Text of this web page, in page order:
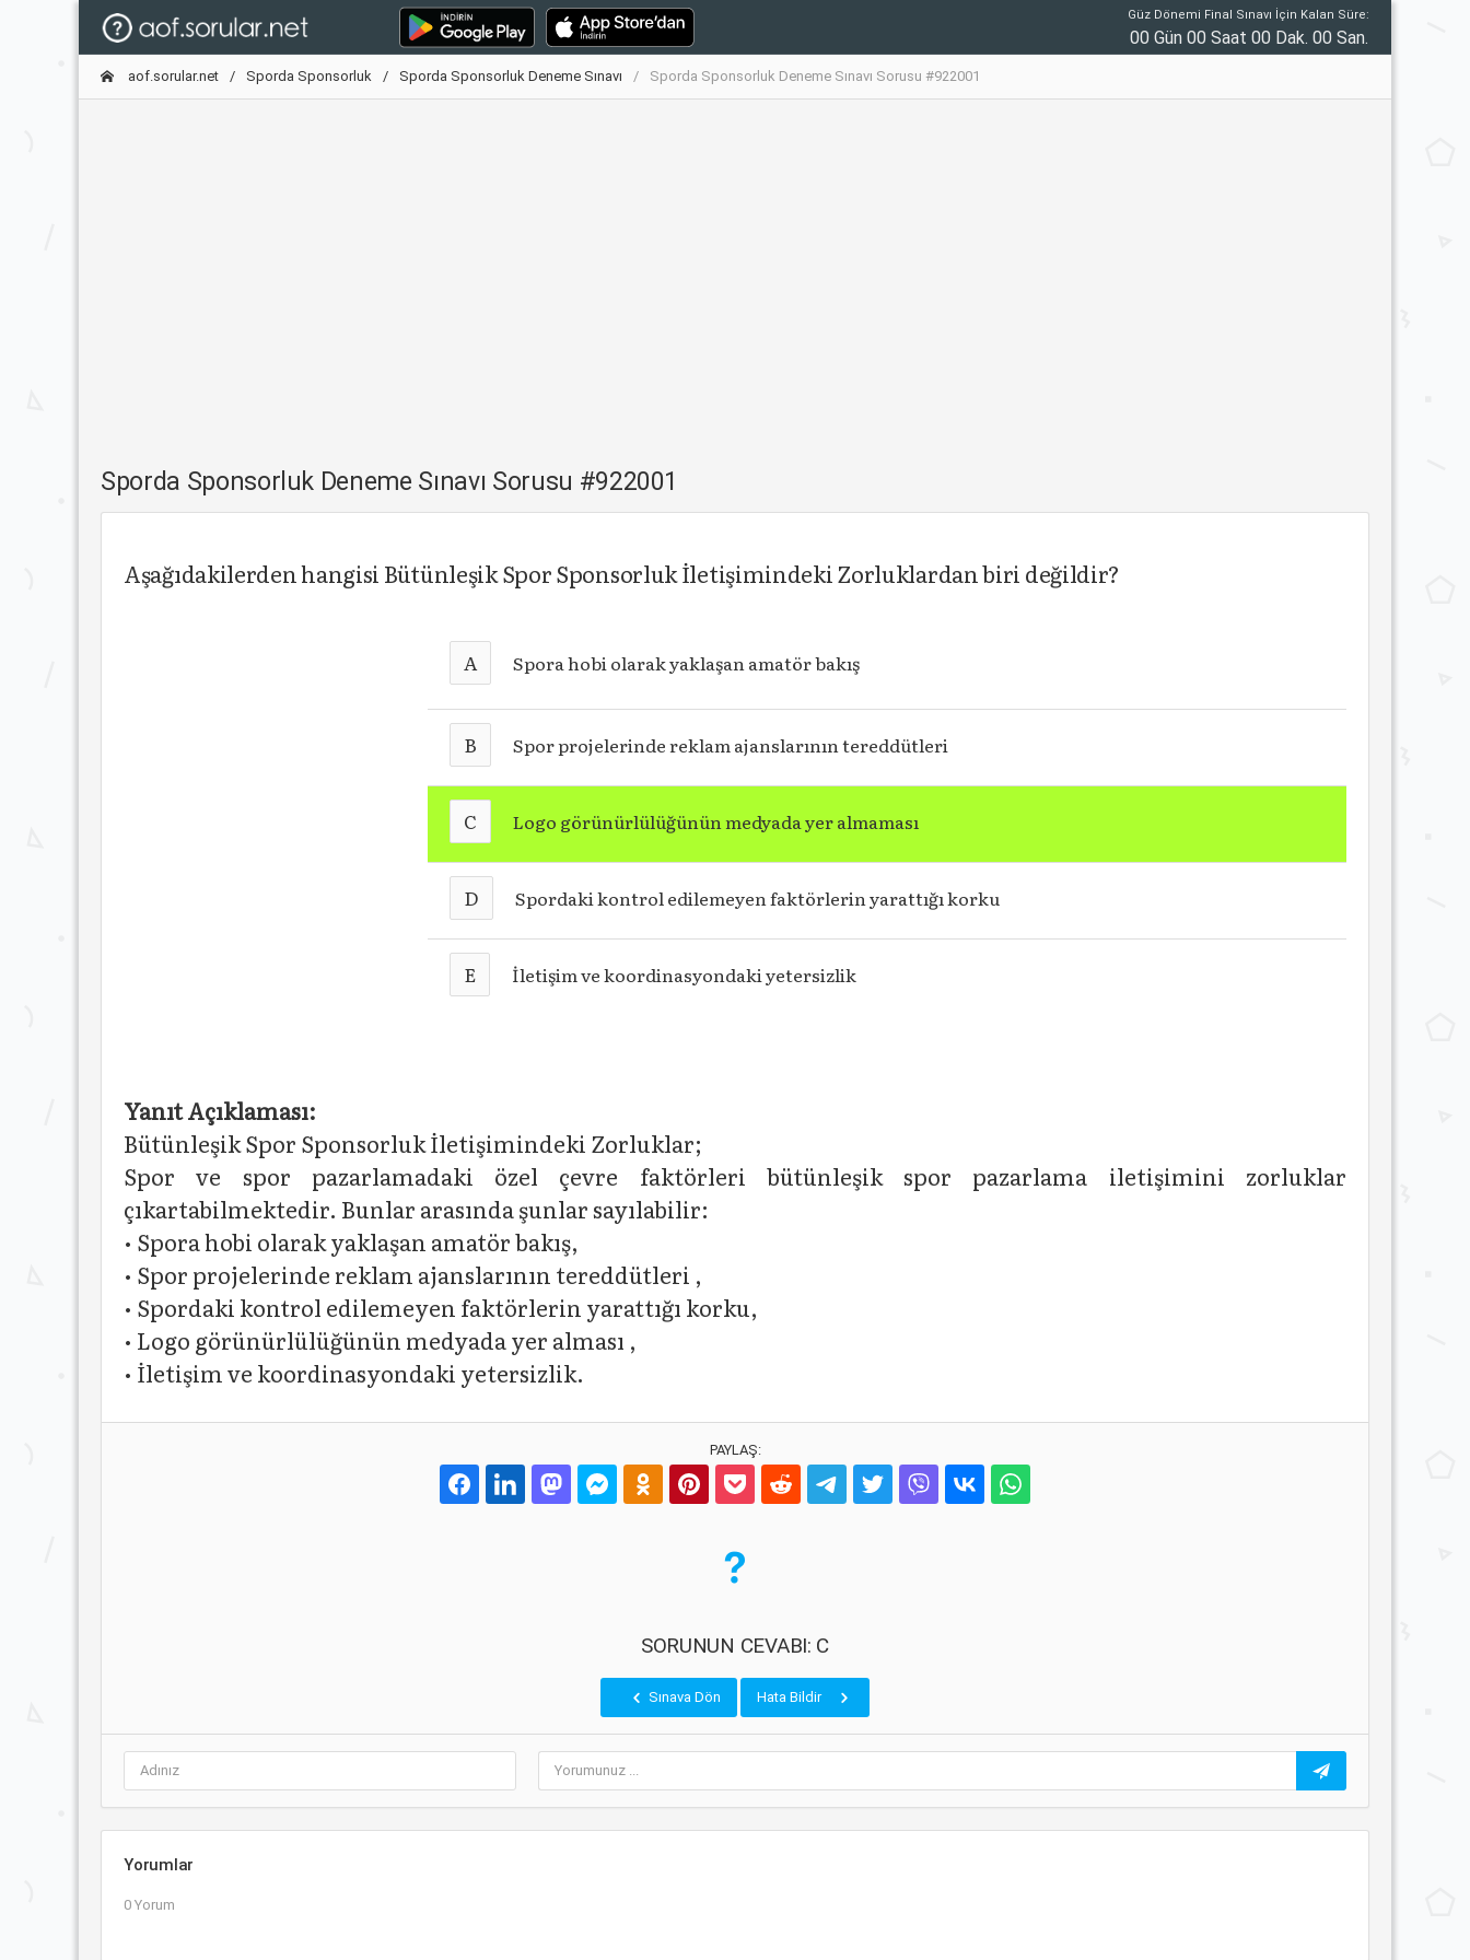
Güz Dönemi Final Sınavı İçin Kalan Süre:
00 Gün 00 Saat 00 Dak. 00 San.
aof.sorular.net Sporda Sponsorluk Sporda Sponsorluk Deneme Sınavı Sporda Sponsorluk Deneme Sınavı Sorusu #922001
Sporda Sponsorluk Deneme Sınavı Sorusu #922001
Aşağıdakilerden hangisi Bütünleşik Spor Sponsorluk İletişimindeki Zorluklardan biri değildir?
A Spora hobi olarak yaklaşan amatör bakış
B Spor projelerinde reklam ajanslarının tereddütleri
C Logo görünürlülüğünün medyada yer almaması
D Spordaki kontrol edilemeyen faktörlerin yarattığı korku
E İletişim ve koordinasyondaki yetersizlik
Yanıt Açıklaması:
Bütünleşik Spor Sponsorluk İletişimindeki Zorluklar;
Spor ve spor pazarlamadaki özel çevre faktörleri bütünleşik spor pazarlama iletişimini zorluklar
çıkartabilmektedir. Bunlar arasında şunlar sayılabilir:
• Spora hobi olarak yaklaşan amatör bakış,
• Spor projelerinde reklam ajanslarının tereddütleri ,
• Spordaki kontrol edilemeyen faktörlerin yarattığı korku,
• Logo görünürlülüğünün medyada yer alması ,
• İletişim ve koordinasyondaki yetersizlik.
PAYLAŞ:
SORUNUN CEVABI: C
Sınava Dön Hata Bildir
Yorumlar
0 Yorum